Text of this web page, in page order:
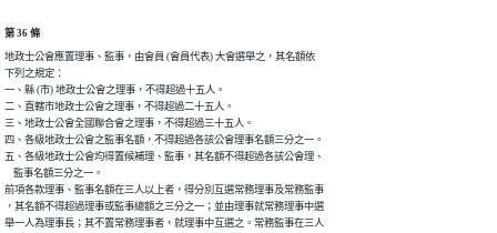
第 36 條
地政士公會應置理事、監事，由會員 (會員代表) 大會選舉之，其名額依
下列之規定：
一、縣 (市) 地政士公會之理事，不得超過十五人。
二、直轄市地政士公會之理事，不得超過二十五人。
三、地政士公會全國聯合會之理事，不得超過三十五人。
四、各級地政士公會之監事名額，不得超過各該公會理事名額三分之一。
五、各級地政士公會均得置候補理、監事，其名額不得超過各該公會理、
    監事名額三分之一。
前項各款理事、監事名額在三人以上者，得分別互選常務理事及常務監事
，其名額不得超過理事或監事總額之三分之一；並由理事就常務理事中選
舉一人為理事長；其不置常務理事者，就理事中互選之。常務監事在三人